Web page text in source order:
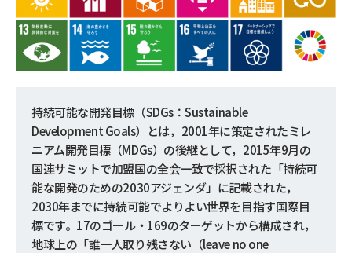
持続可能な開発目標（SDGs：Sustainable
Development Goals）とは，2001年に策定されたミレ
ニアム開発目標（MDGs）の後継として，2015年9月の
国連サミットで加盟国の全会一致で採択された「持続可
能な開発のための2030アジェンダ」に記載された，
2030年までに持続可能でよりよい世界を目指す国際目
標です。17のゴール・169のターゲットから構成され，
地球上の「誰一人取り残さない（leave no one